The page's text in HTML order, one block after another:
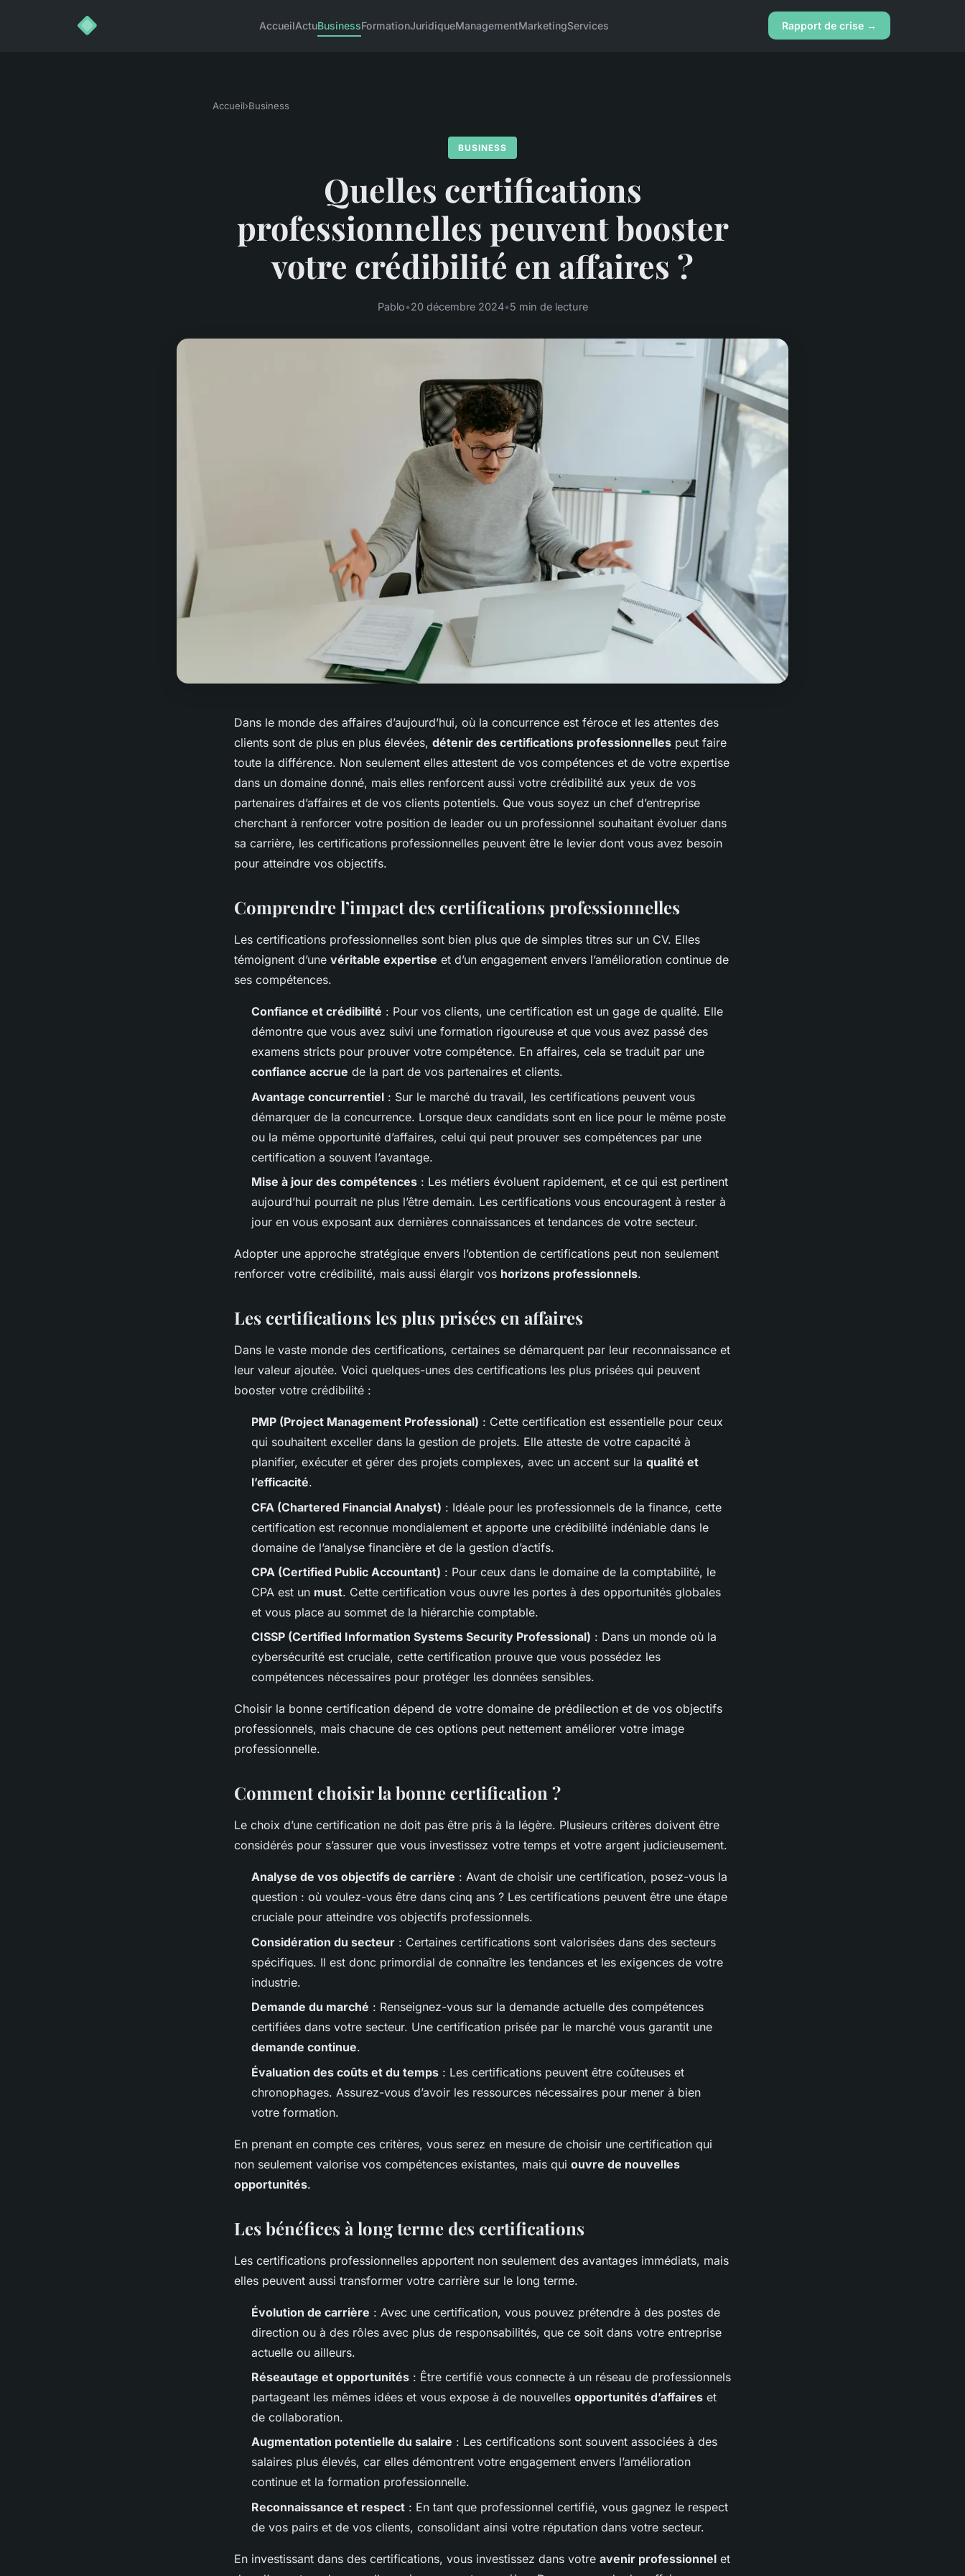
AccueilActuBusinessFormationJuridiqueManagementMarketingServices Rapport de crise →
Accueil›Business
BUSINESS
Quelles certifications
professionnelles peuvent booster
votre crédibilité en affaires ?
Pablo•20 décembre 2024•5 min de lecture
Dans le monde des affaires d’aujourd’hui, où la concurrence est féroce et les attentes des
clients sont de plus en plus élevées, détenir des certifications professionnelles peut faire
toute la différence. Non seulement elles attestent de vos compétences et de votre expertise
dans un domaine donné, mais elles renforcent aussi votre crédibilité aux yeux de vos
partenaires d’affaires et de vos clients potentiels. Que vous soyez un chef d’entreprise
cherchant à renforcer votre position de leader ou un professionnel souhaitant évoluer dans
sa carrière, les certifications professionnelles peuvent être le levier dont vous avez besoin
pour atteindre vos objectifs.
Comprendre l’impact des certifications professionnelles
Les certifications professionnelles sont bien plus que de simples titres sur un CV. Elles
témoignent d’une véritable expertise et d’un engagement envers l’amélioration continue de
ses compétences.
Confiance et crédibilité : Pour vos clients, une certification est un gage de qualité. Elle
démontre que vous avez suivi une formation rigoureuse et que vous avez passé des
examens stricts pour prouver votre compétence. En affaires, cela se traduit par une
confiance accrue de la part de vos partenaires et clients.
Avantage concurrentiel : Sur le marché du travail, les certifications peuvent vous
démarquer de la concurrence. Lorsque deux candidats sont en lice pour le même poste
ou la même opportunité d’affaires, celui qui peut prouver ses compétences par une
certification a souvent l’avantage.
Mise à jour des compétences : Les métiers évoluent rapidement, et ce qui est pertinent
aujourd’hui pourrait ne plus l’être demain. Les certifications vous encouragent à rester à
jour en vous exposant aux dernières connaissances et tendances de votre secteur.
Adopter une approche stratégique envers l’obtention de certifications peut non seulement
renforcer votre crédibilité, mais aussi élargir vos horizons professionnels.
Les certifications les plus prisées en affaires
Dans le vaste monde des certifications, certaines se démarquent par leur reconnaissance et
leur valeur ajoutée. Voici quelques-unes des certifications les plus prisées qui peuvent
booster votre crédibilité :
PMP (Project Management Professional) : Cette certification est essentielle pour ceux
qui souhaitent exceller dans la gestion de projets. Elle atteste de votre capacité à
planifier, exécuter et gérer des projets complexes, avec un accent sur la qualité et
l’efficacité.
CFA (Chartered Financial Analyst) : Idéale pour les professionnels de la finance, cette
certification est reconnue mondialement et apporte une crédibilité indéniable dans le
domaine de l’analyse financière et de la gestion d’actifs.
CPA (Certified Public Accountant) : Pour ceux dans le domaine de la comptabilité, le
CPA est un must. Cette certification vous ouvre les portes à des opportunités globales
et vous place au sommet de la hiérarchie comptable.
CISSP (Certified Information Systems Security Professional) : Dans un monde où la
cybersécurité est cruciale, cette certification prouve que vous possédez les
compétences nécessaires pour protéger les données sensibles.
Choisir la bonne certification dépend de votre domaine de prédilection et de vos objectifs
professionnels, mais chacune de ces options peut nettement améliorer votre image
professionnelle.
Comment choisir la bonne certification ?
Le choix d’une certification ne doit pas être pris à la légère. Plusieurs critères doivent être
considérés pour s’assurer que vous investissez votre temps et votre argent judicieusement.
Analyse de vos objectifs de carrière : Avant de choisir une certification, posez-vous la
question : où voulez-vous être dans cinq ans ? Les certifications peuvent être une étape
cruciale pour atteindre vos objectifs professionnels.
Considération du secteur : Certaines certifications sont valorisées dans des secteurs
spécifiques. Il est donc primordial de connaître les tendances et les exigences de votre
industrie.
Demande du marché : Renseignez-vous sur la demande actuelle des compétences
certifiées dans votre secteur. Une certification prisée par le marché vous garantit une
demande continue.
Évaluation des coûts et du temps : Les certifications peuvent être coûteuses et
chronophages. Assurez-vous d’avoir les ressources nécessaires pour mener à bien
votre formation.
En prenant en compte ces critères, vous serez en mesure de choisir une certification qui
non seulement valorise vos compétences existantes, mais qui ouvre de nouvelles
opportunités.
Les bénéfices à long terme des certifications
Les certifications professionnelles apportent non seulement des avantages immédiats, mais
elles peuvent aussi transformer votre carrière sur le long terme.
Évolution de carrière : Avec une certification, vous pouvez prétendre à des postes de
direction ou à des rôles avec plus de responsabilités, que ce soit dans votre entreprise
actuelle ou ailleurs.
Réseautage et opportunités : Être certifié vous connecte à un réseau de professionnels
partageant les mêmes idées et vous expose à de nouvelles opportunités d’affaires et
de collaboration.
Augmentation potentielle du salaire : Les certifications sont souvent associées à des
salaires plus élevés, car elles démontrent votre engagement envers l’amélioration
continue et la formation professionnelle.
Reconnaissance et respect : En tant que professionnel certifié, vous gagnez le respect
de vos pairs et de vos clients, consolidant ainsi votre réputation dans votre secteur.
En investissant dans des certifications, vous investissez dans votre avenir professionnel et